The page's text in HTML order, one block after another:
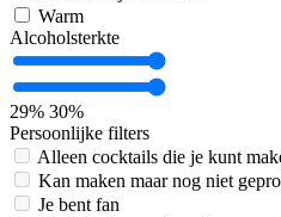
Warm
Alcoholsterkte
29% 30%
Persoonlijke filters
Alleen cocktails die je kunt
Kan maken maar nog niet
Je bent fan